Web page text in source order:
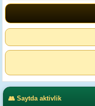
👥 Saytda aktivlik